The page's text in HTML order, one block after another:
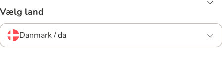
Vælg land
Danmark / da